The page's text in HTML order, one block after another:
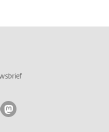
youtube
op linkedin
ons op instagram
Volg ons op mastodon